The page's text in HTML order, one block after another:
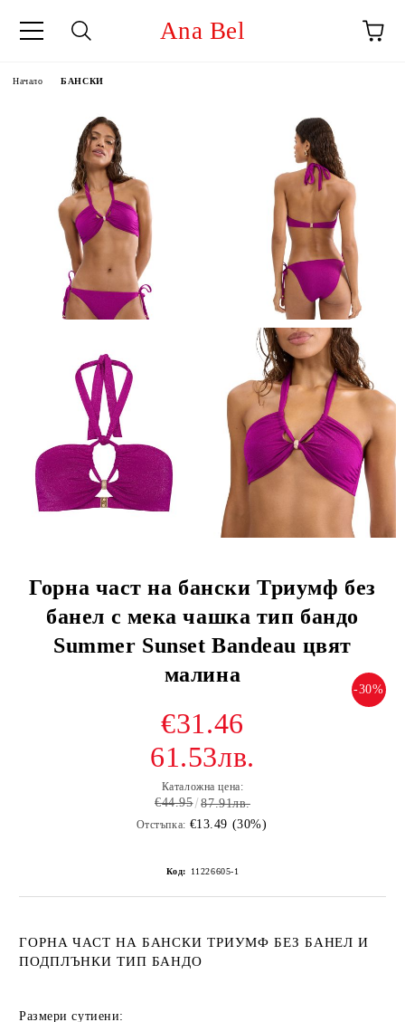
Ana Bel
Начало БАНСКИ
Горна част на бански Триумф без
банел с мека чашка тип бандо
Summer Sunset Bandeau цвят
малина
-30%
€31.46
61.53лв.
Каталожна цена:
€44.95 87.91лв.
Отстъпка: €13.49 (30%)
Код: 11226605-1
ГОРНА ЧАСТ НА БАНСКИ ТРИУМФ БЕЗ БАНЕЛ И
ПОДПЛЪНКИ ТИП БАНДО
Размери сутиени: